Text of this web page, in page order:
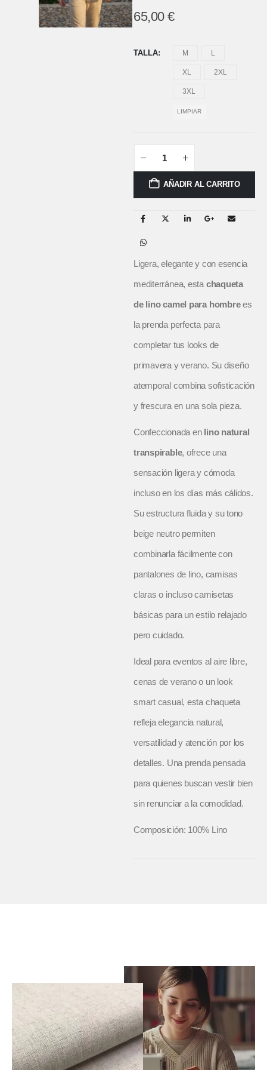
65,00€
TALLA M L
XL 2XL
3XL
LIMPIAR
AÑADIR AL CARRITO
Ligera, elegante y con esencia
mediterránea, esta chaqueta
de lino camel para hombrees
la prenda perfecta para
completar tus looks de
primavera y verano. Su diseño
atemporal combina sofisticación
y frescura en una sola pieza.
Confeccionada en lino natural
transpirable, ofrece una
sensación ligera y cómoda
incluso en los días más cálidos.
Su estructura fluida y su tono
beige neutro permiten
combinarla fácilmente con
pantalones de lino, camisas
claras o incluso camisetas
básicas para un estilo relajado
pero cuidado.
Ideal para eventos al aire libre,
cenas de verano o un look
smart casual, esta chaqueta
refleja elegancia natural,
versatilidad y atención por los
detalles. Una prenda pensada
para quienes buscan vestir bien
sin renunciar a la comodidad.
Composición: 100% Lino